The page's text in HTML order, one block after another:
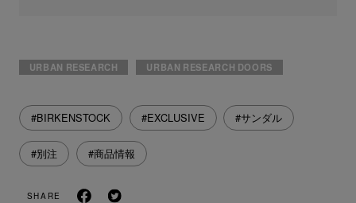
URBAN RESEARCH URBAN RESEARCH DOORS
#BIRKENSTOCK #EXCLUSIVE #サンダル
#別注 #商品情報
SHARE